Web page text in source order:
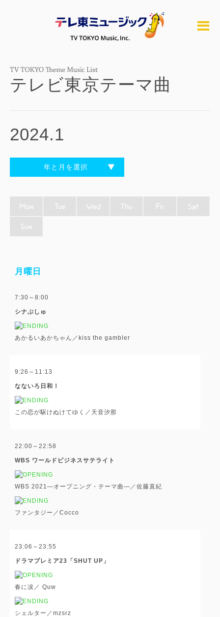
テレビ東京テーマ曲
2024.1
年と月を選択
月曜日
7:30～8:00
シナぷしゅ
あかるいあかちゃん／kiss the gambler
9:26～11:13
なないろ日和！
この恋が駆けぬけてゆく／天音汐那
22:00～22:58
WBS ワールドビジネスサテライト
WBS 2021―オープニング・テーマ曲―／佐藤直紀
ファンタジー／Cocco
23:06～23:55
ドラマプレミア23「SHUT UP」
春に涙／ Quw
シェルター／mzsrz